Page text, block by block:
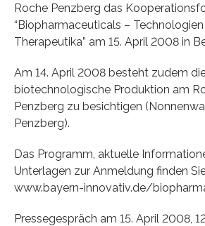
Roche Penzberg das
“Biopharmaceuticals –
Therapeutika” am 15. April 2008 in
Am 14. April 2008 besteht zudem
biotechnologische Produktion am
Penzberg zu besichtigen
Penzberg).
Das Programm, aktuelle
Unterlagen zur Anmeldung finden
www.bayern-innovativ.de/
Pressegespräch am 15. April 2008,